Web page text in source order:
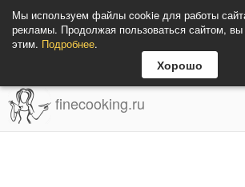
Мы используем файлы cookie для работы
рекламы. Продолжая пользоваться сайтом, вы
этим. Подробнее.
Хорошо
finecooking.ru